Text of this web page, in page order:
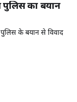
पुलिस का बयान
के बयान से विवाद